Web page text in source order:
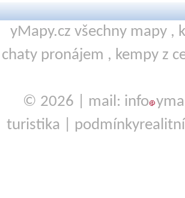
yMapy.cz všechny mapy ,
chaty pronájem , kempyz
© 2026 | mail: info
turistika
podmínky